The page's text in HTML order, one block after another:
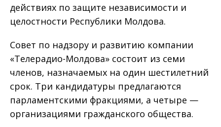
действиях по защите независимости и
целостности Республики Молдова.
Совет по надзору и развитию компании
«Телерадио-Молдова» состоит из семи
членов, назначаемых на один шестилетний
срок. Три кандидатуры предлагаются
парламентскими фракциями, а четыре —
организациями гражданского общества.